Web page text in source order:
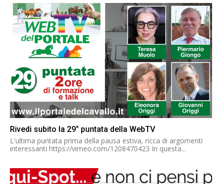
Rivedi subito la 29° puntata della WebTV
L'ultima puntata prima della pausa estiva, ricca di argomenti
interessanti https://vimeo.com/1208470423 In questa...